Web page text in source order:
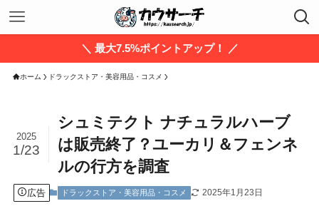
＼ 最大7.5%ポイントアップ！ ／
ホーム ドラックストア・美容用品・コスメ
シュミテクト ナチュラルハーブ
は販売終了？ユーカリ＆フェンネ
ルの行方を調査
2025
1/23
広告 ドラックストア・美容用品・コスメ 2025年1月23日